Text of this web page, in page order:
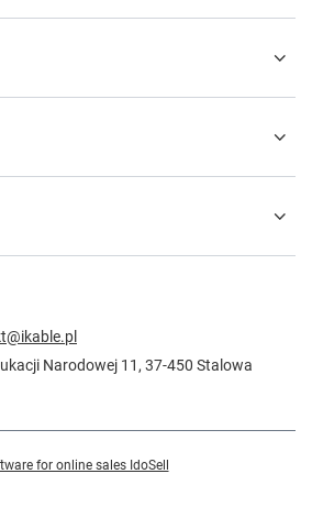
Narodowej 11 , 37-450 Stalowa